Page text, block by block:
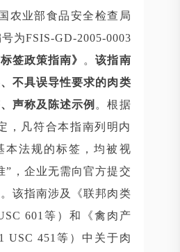
农业部食品安全检查局
号为FSIS-GD-2005-0003
签政策指南》 。该指南
不具误导性要求的肉类
声称及陈述示例 。根据
，凡符合本指南列明内
本法规的标签，均被视
”，企业无需向官方提交
该指南涉及《联邦肉类
601等）和《禽肉产
USC 451等）中关于肉